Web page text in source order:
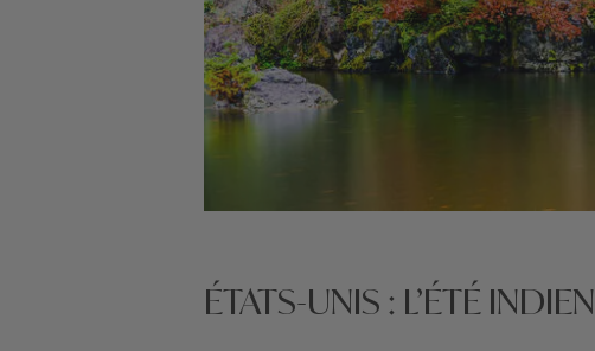
ÉTATS-UNIS : L’ÉTÉ